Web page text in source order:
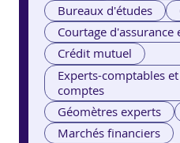
Bureaux d'études
Courtage d'assurance
Crédit mutuel
Experts-comptables
comptes
Géomètres experts
Marchés financiers